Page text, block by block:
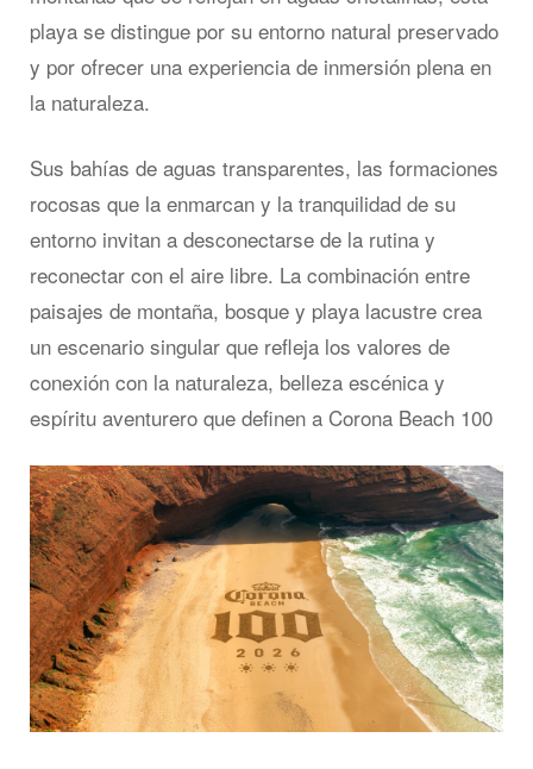
playa se distingue por su entorno natural preservado
y por ofrecer una experiencia de inmersión plena en
la naturaleza.
Sus bahías de aguas transparentes, las formaciones
rocosas que la enmarcan y la tranquilidad de su
entorno invitan a desconectarse de la rutina y
reconectar con el aire libre. La combinación entre
paisajes de montaña, bosque y playa lacustre crea
un escenario singular que refleja los valores de
conexión con la naturaleza, belleza escénica y
espíritu aventurero que definen a Corona Beach 100